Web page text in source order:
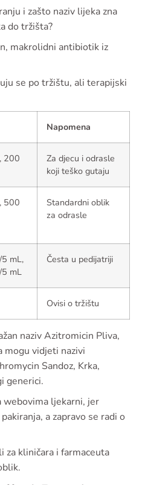
i zašto naziv lijeka zna
do tržišta?
makrolidni antibiotik iz
se po tržištu, ali terapijski
Napomena
200
Za djecu i odrasle
koji teško gutaju
500
Standardni oblik
za odrasle
mL,
mL
Česta u pedijatriji
Ovisi o tržištu
naziv Azitromicin Pliva,
mogu vidjeti nazivi
Sandoz, Krka,
generici.
webovima ljekarni, jer
a zapravo se radi o
za kliničara i farmaceuta